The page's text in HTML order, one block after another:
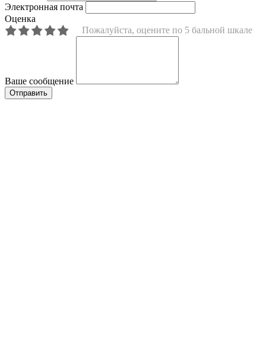
Электронная почта
Оценка
Пожалуйста, оцените по 5 бальной шкале
Ваше сообщение